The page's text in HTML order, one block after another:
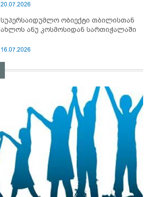
20.07.2026
სუპერსაიდუმლო ობიექტი თბილისთან
ახლოს ანუ კოსმოსიდან სართიჭალაში
16.07.2026